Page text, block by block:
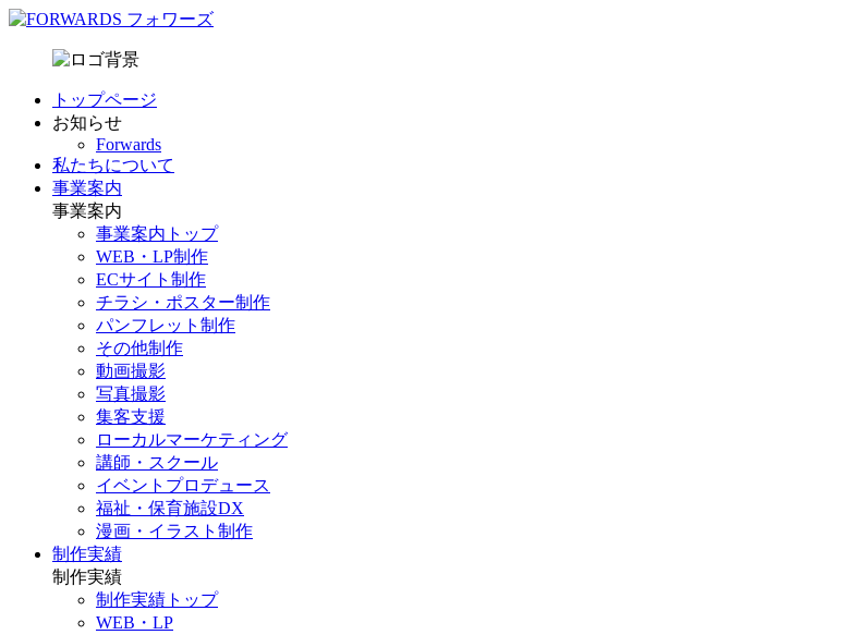
トップページ
お知らせ
Forwards
私たちについて
事業案内
事業案内
事業案内トップ
WEB・LP制作
ECサイト制作
チラシ・ポスター制作
パンフレット制作
その他制作
動画撮影
写真撮影
集客支援
ローカルマーケティング
講師・スクール
イベントプロデュース
福祉・保育施設DX
漫画・イラスト制作
制作実績
制作実績
制作実績トップ
WEB・LP